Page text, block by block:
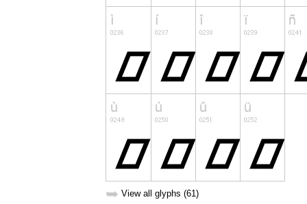
➥ View all glyphs (61)